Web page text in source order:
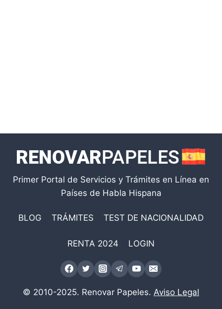
Primer Portal de Servicios y Trámites en Línea en
Países de Habla Hispana
BLOG TRÁMITES TEST DE NACIONALIDAD
RENTA 2024 LOGIN
© 2010-2025. Renovar Papeles. Aviso Legal